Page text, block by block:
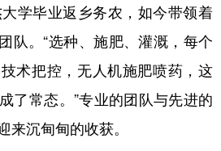
毕业返乡务农，如今带领着
队。“选种、施肥、灌溉，每个
术把控，无人机施肥喷药，这
了常态。”专业的团队与先进的
沉甸甸的收获。